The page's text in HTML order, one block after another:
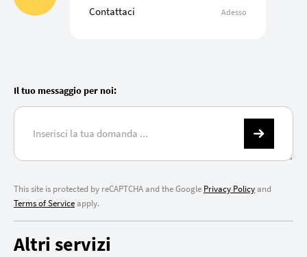
Contattaci Adesso
Il tuo messaggio per noi:
This site is protected by reCAPTCHA and the Google Privacy Policyand
Terms of Serviceapply.
Altri servizi